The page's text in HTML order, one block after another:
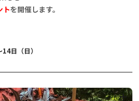
トを開催します。
れ今でも親しまれている今市が誇る偉
どの温かな灯りで照らされ、レトロ感
奏とともに、地元ならではの特産品や
日（日）